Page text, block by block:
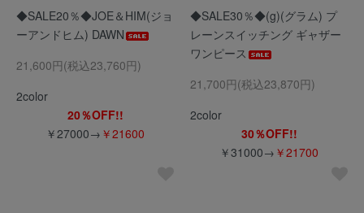
◆SALE20％◆JOE＆HIM(ジョ
ーアンドヒム) DAWN
21,600円(税込23,760円)
2color
20％OFF!!
￥27000→ ￥21600
◆SALE30％◆(g)(グラム) プ
レーンスイッチング ギャザー
ワンピース
21,700円(税込23,870円)
2color
30％OFF!!
￥31000→ ￥21700